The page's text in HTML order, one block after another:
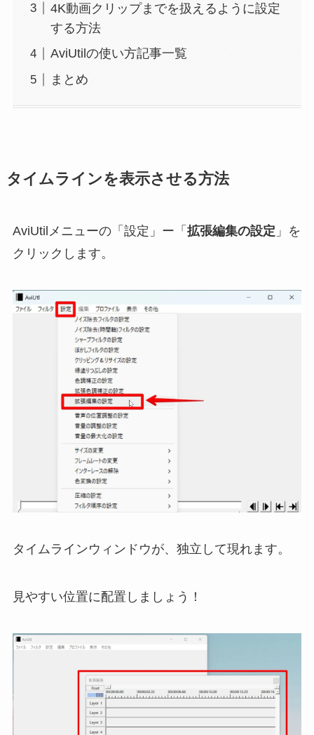
4K動画クリップまでを扱えるように設定
する方法
AviUtilの使い方記事一覧
まとめ
タイムラインを表示させる方法
AviUtilメニューの「設定」ー「 拡張編集の設定 」を
クリックします。
タイムラインウィンドウが、独立して現れます。
見やすい位置に配置しましょう！